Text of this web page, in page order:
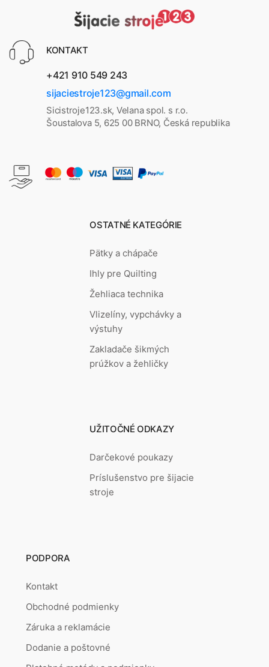
KONTAKT
+421 910 549 243
sijaciestroje123@gmail.com
Sicistroje123.sk, Velana spol. s r.o.
Šoustalova 5, 625 00 BRNO, Česká republika
OSTATNÉ KATEGÓRIE
Pätky a chápače
Ihly pre Quilting
Žehliaca technika
Vlizelíny, vypchávky a
výstuhy
Zakladače šikmých
prúžkov a žehličky
UŽITOČNÉ ODKAZY
Darčekové poukazy
Príslušenstvo pre šijacie
stroje
PODPORA
Kontakt
Obchodné podmienky
Záruka a reklamácie
Dodanie a poštovné